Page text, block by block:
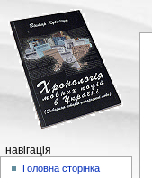
навігація
Головна сторінка